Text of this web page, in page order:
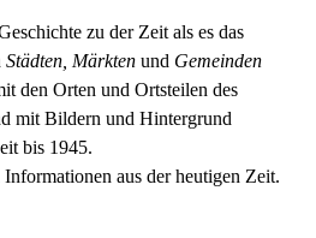
zu der Zeit als es das
Städten, Märkten und Gemeinden
den Orten und Ortsteilen des
mit Bildern und Hintergrund
bis 1945.
aus der heutigen Zeit.